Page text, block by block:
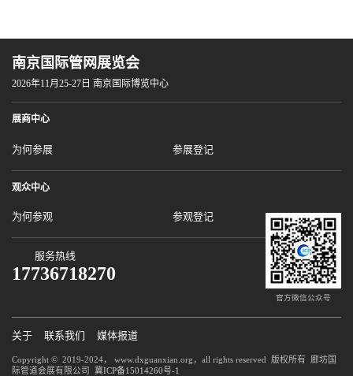
南京国际管网展览会
2026年11月25-27日 南京国际博览中心
展商中心
为何参展 参展登记
观众中心
为何参观 参观登记
服务热线
17736718270
官方微信公众号
关于 联系我们 媒体报道
Copyright © 2019-2024， www.dxguanxian.org，all rights reserved 版权所有 廊坊国
际管道会展有限公司 冀ICP备15014260号-1